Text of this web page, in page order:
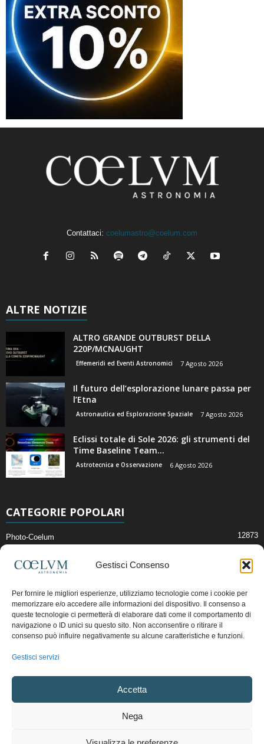
Gestisci Consenso
Per fornire le migliori esperienze, utilizziamo tecnologie come i cookie per
memorizzare e/o accedere alle informazioni del dispositivo. Il consenso a
queste tecnologie ci permetterà di elaborare dati come il comportamento di
navigazione o ID unici su questo sito. Non acconsentire o ritirare il
consenso può influire negativamente su alcune caratteristiche e funzioni.
Gestisci servizi
Accetta
Nega
Contattaci: coelumastro@coelum.com
ALTRE NOTIZIE
ALTRO GRANDE OUTBURST DELLA
220P/MCNAUGHT
Effemeridi ed Eventi Astronomici 7 Agosto 2026
Il futuro dell’esplorazione lunare passa per
l’Etna
Astronautica ed Esplorazione Spaziale 7 Agosto 2026
Eclissi totale di Sole 2026: gli strumenti del
Time Baseline Team...
Astrotecnica e Osservazione 6 Agosto 2026
CATEGORIE POPOLARI
Photo-Coelum 12873
News di Astronomia 2411
Cielo del Mese
Astronomia, Astrofisica e Cosmologia
Articoli e Risorse On-Line
Copyright © 1997 - 2024 vietata la riproduzione.
Termini e Condizioni di Vendita